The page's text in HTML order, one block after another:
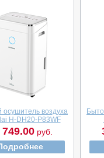
осушитель воздуха
H-DH20-P83WF
749.00 руб.